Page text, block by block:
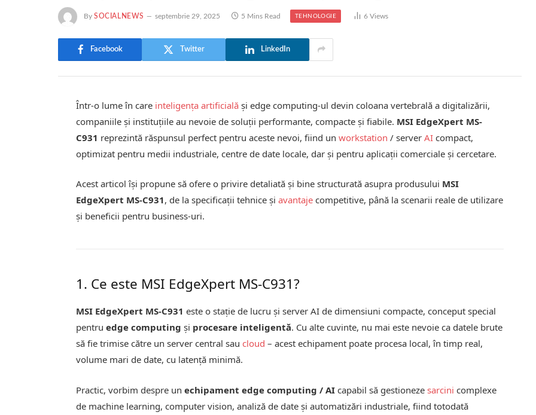
By SOCIALNEWS septembrie 29, 2025 5 Mins Read TEHNOLOGIE 6 Views
Facebook Twitter LinkedIn
Într-o lume în care inteligența artificială și edge computing-ul devin coloana vertebrală a digitalizării,
companiile și instituțiile au nevoie de soluții performante, compacte și fiabile. MSI EdgeXpert MS-
C931 reprezintă răspunsul perfect pentru aceste nevoi, fiind unworkstation / serverAI compact,
optimizat pentru medii industriale, centre de date locale, dar și pentru aplicații comerciale și cercetare.
Acest articol își propune să ofere o privire detaliată și bine structurată asupra produsului MSI
EdgeXpert MS-C931, de la specificații tehnice șiavantaje competitive, până la scenarii reale de utilizare
și beneficii pentru business-uri.
1. Ce este MSI EdgeXpert MS-C931?
MSI EdgeXpert MS-C931 este o stație de lucru și server AI de dimensiuni compacte, conceput special
pentruedge computing și procesare inteligentă. Cu alte cuvinte, nu mai este nevoie ca datele brute
să fie trimise către un server central sau cloud – acest echipament poate procesa local, în timp real,
volume mari de date, cu latență minimă.
Practic, vorbim despre unechipament edge computing / AI capabil să gestionezesarcini complexe
de machine learning, computer vision, analiză de date și automatizări industriale, fiind totodată